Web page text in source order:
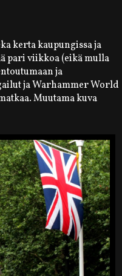
kerta kaupungissa ja
pari viikkoa (eikä mulla
ja
ja Warhammer World
Muutama kuva